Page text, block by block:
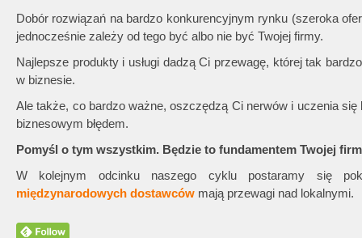
Dobór rozwiązań na bardzo konkurencyjnym rynku (szeroka
jednocześnie zależy od tego być albo nie być Twojej firmy.
Najlepsze produkty i usługi dadzą Ci przewagę, której tak
w biznesie.
Ale także, co bardzo ważne, oszczędzą Ci nerwów i uczenia
biznesowym błędem.
Pomyśl o tym wszystkim. Będzie to fundamentem Twojej
W kolejnym odcinku naszego cyklu postaramy się
międzynarodowych dostawców mają przewagi nad lokalnymi.